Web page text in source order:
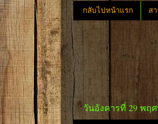
กลับไปหน้าแรก ส
วันอังคารที่ 29 พฤ